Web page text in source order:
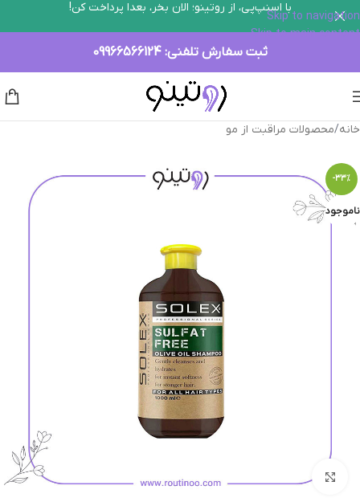
Skip to navigation
Skip to main content
با اسنپ‌پی، از روتینو؛ الان بخر، بعدا پرداخت کن!
ثبت سفارش تلفنی: 09966566124
خانه/محصولات مراقبت از مو
-33%
ناموجود
بزرگنمایی تصویر